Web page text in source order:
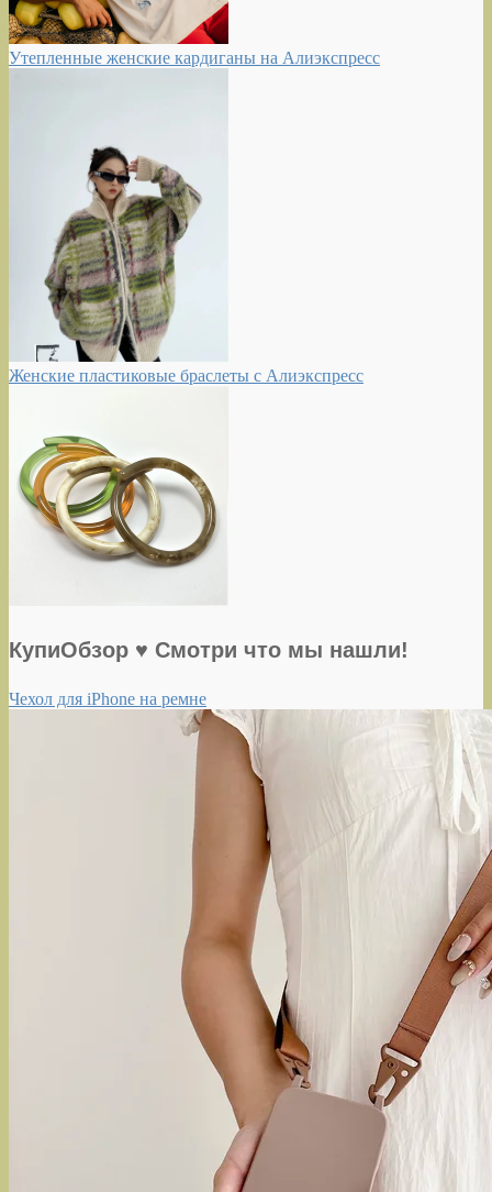
Утепленные женские кардиганы на Алиэкспресс
Женские пластиковые браслеты с Алиэкспресс
КупиОбзор ♥ Смотри что мы нашли!
Чехол для iPhone на ремне